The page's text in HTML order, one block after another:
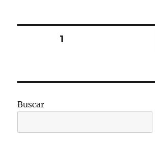
Paginación
entradas
PÁGINA1
Buscar